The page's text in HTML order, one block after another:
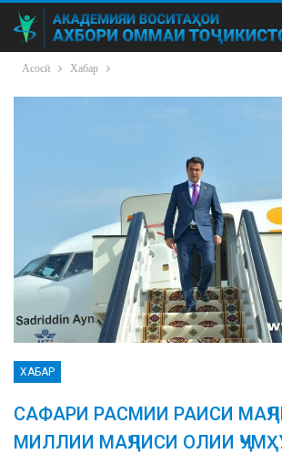
Асосӣ Хабар
ХАБАР
САФАРИ РАСМИИ РАИСИ
МИЛЛИИ МАҶЛИСИ ОЛИИ